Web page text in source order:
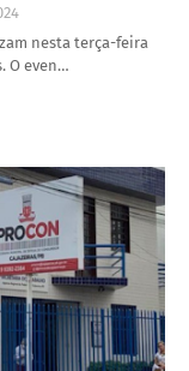
nesta terça-feira
O even…